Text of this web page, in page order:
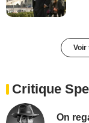
Voir
Critique
On